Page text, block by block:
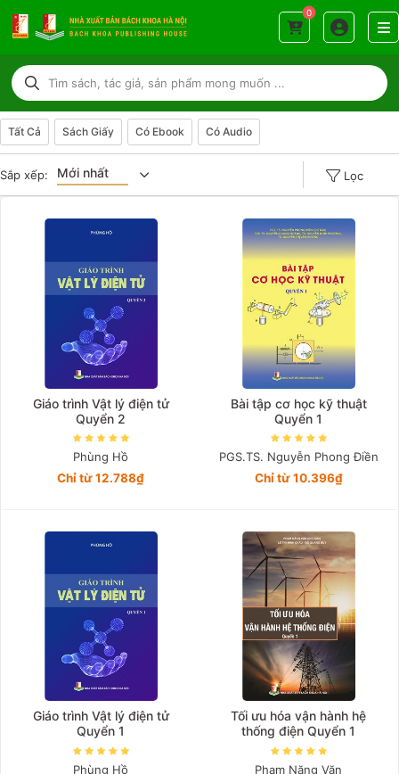
0
Tất Cả Sách Giấy Có Ebook Có Audio
Sắp xếp: Mới nhất Lọc
Năm xuất bản
Giáo trình Vật lý điện tử
Quyển 2
Phùng Hồ
Chỉ từ 12.788₫
Bài tập cơ học kỹ thuật
Quyển 1
PGS.TS. Nguyễn Phong Điền
Chỉ từ 10.396₫
Giáo trình Vật lý điện tử
Quyển 1
Phùng Hồ
Tối ưu hóa vận hành hệ
thống điện Quyển 1
Phạm Năng Văn